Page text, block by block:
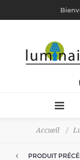
Accueil /
PRODUIT